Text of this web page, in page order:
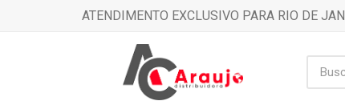
ATENDIMENTO EXCLUSIVO PARA RIO DE